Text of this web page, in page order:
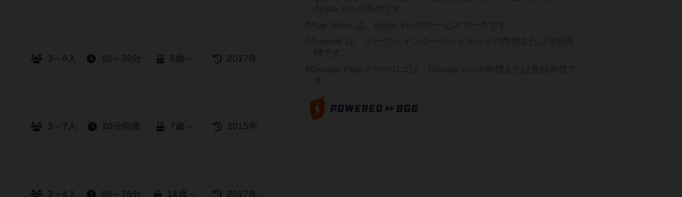
3～6人 10～30分 8歳～ 2017年
3～7人 20分前後 7歳～ 2015年
3～4人 60～75分 14歳～ 2017年